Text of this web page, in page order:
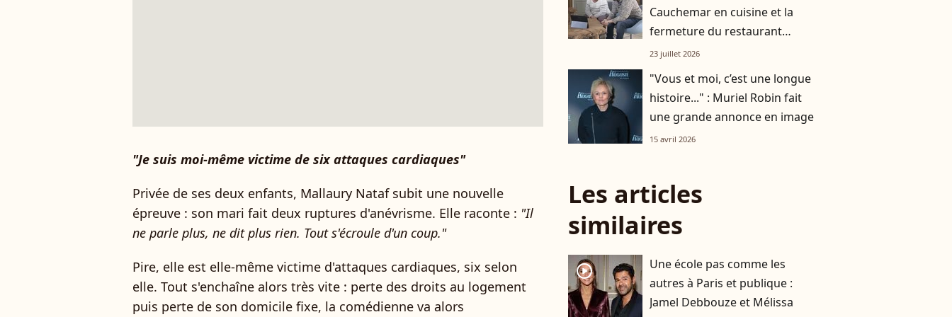
"Je suis moi-même victime de six attaques cardiaques"
Privée de ses deux enfants, Mallaury Nataf subit une nouvelle
épreuve : son mari fait deux ruptures d'anévrisme. Elle raconte : "Il
ne parle plus, ne dit plus rien. Tout s'écroule d'un coup."
Pire, elle est elle-même victime d'attaques cardiaques, six selon
elle. Tout s'enchaîne alors très vite : perte des droits au logement
puis perte de son domicile fixe, la comédienne va alors
Cauchemar en cuisine et la
fermeture du restaurant
familial, que deviennent
23 juillet 2026
"Vous et moi, c’est une longue
histoire..." : Muriel Robin fait
une grande annonce en image
15 avril 2026
Les articles
similaires
player2
Une école pas comme les
autres à Paris et publique :
Jamel Debbouze et Mélissa